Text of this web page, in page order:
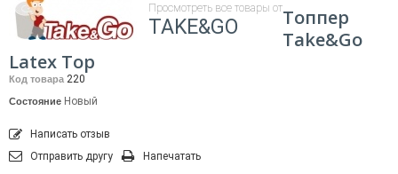
Просмотреть все товары от
TAKE&GO
Топпер
Take&Go
Latex Top
Код товара 220
Состояние Новый
Написать отзыв
Отправить другу
Напечатать